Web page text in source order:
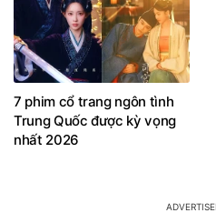
7 phim cổ trang ngôn tình
Trung Quốc được kỳ vọng
nhất 2026